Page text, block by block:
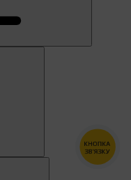
КНОПКА
ЗВ'ЯЗКУ